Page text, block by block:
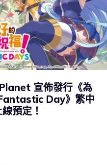
宣佈發行《為
Day》繁中
預定！